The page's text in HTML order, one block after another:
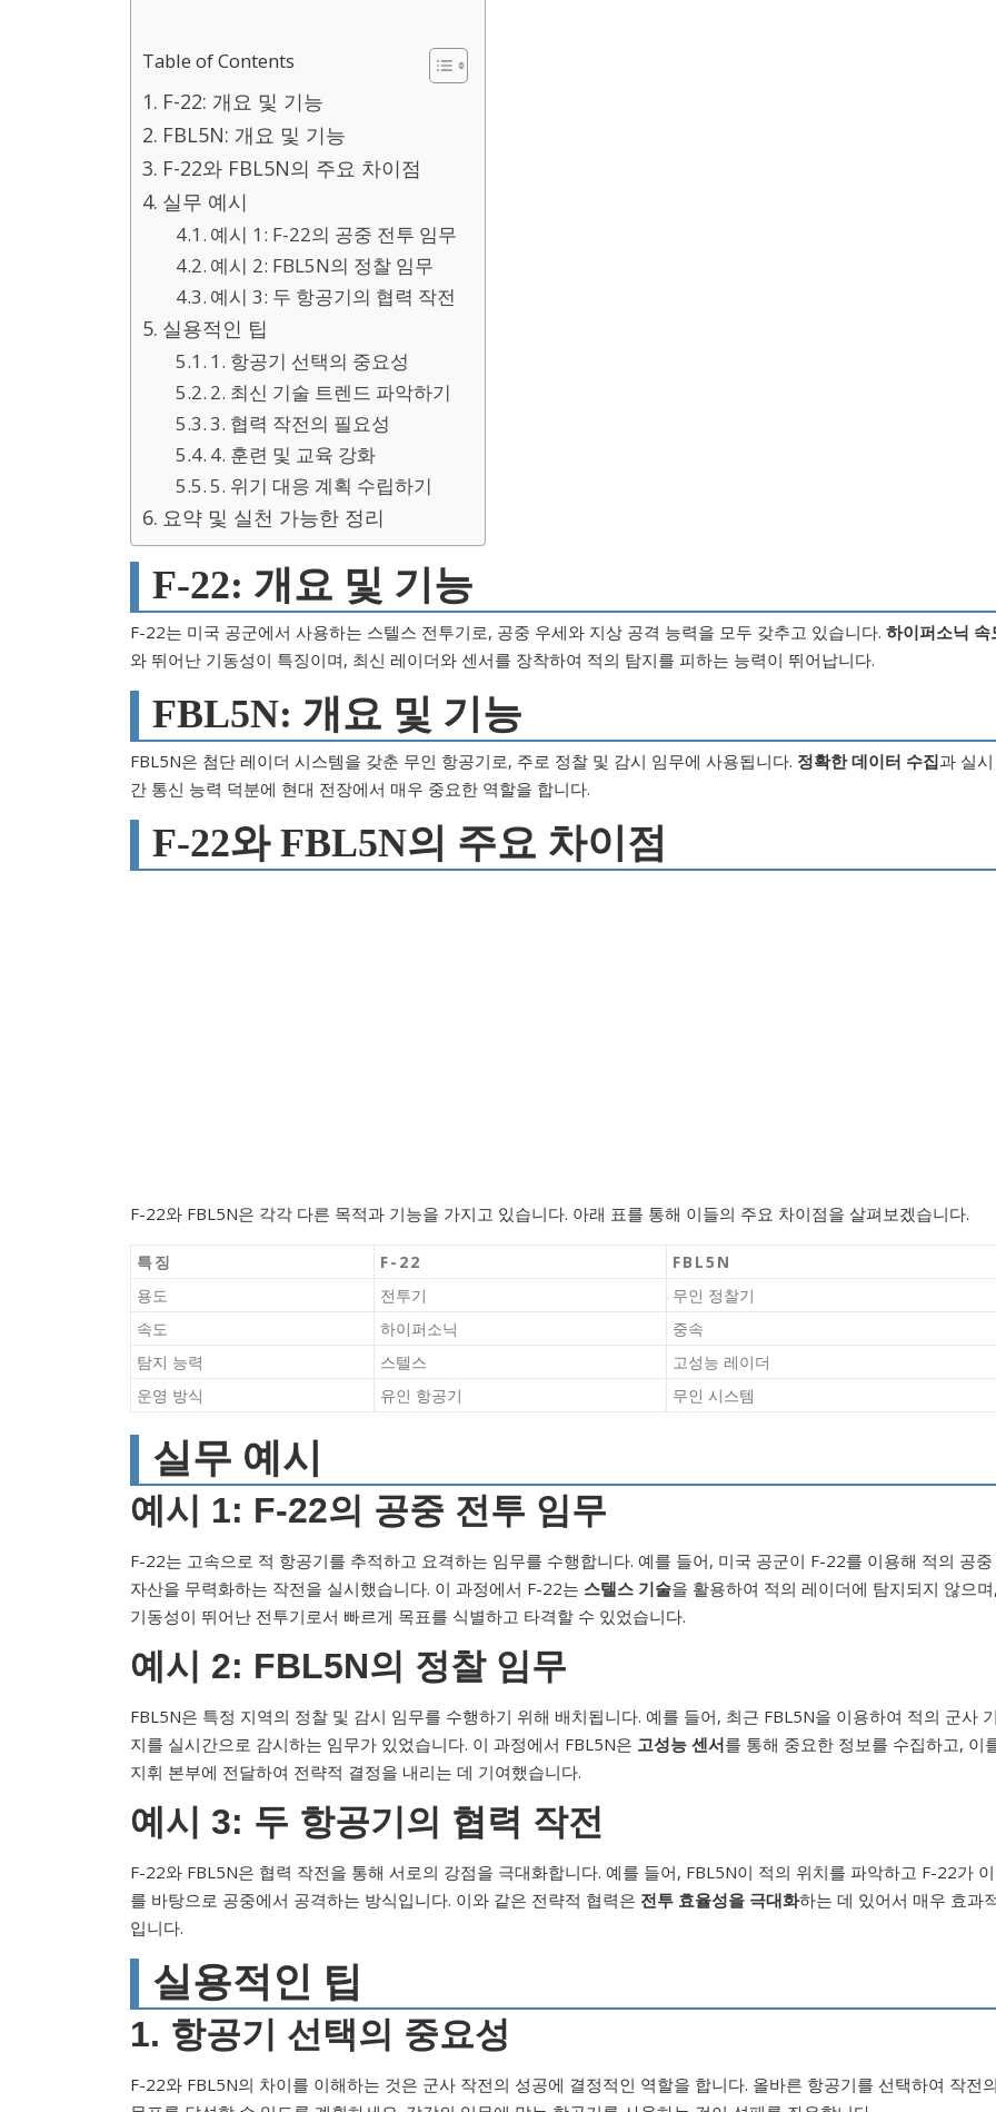
Table of Contents
F-22: 개요 및 기능
FBL5N: 개요 및 기능
F-22와 FBL5N의 주요 차이점
실무 예시
예시 1: F-22의 공중 전투 임무
예시 2: FBL5N의 정찰 임무
예시 3: 두 항공기의 협력 작전
실용적인 팁
1. 항공기 선택의 중요성
2. 최신 기술 트렌드 파악하기
3. 협력 작전의 필요성
4. 훈련 및 교육 강화
5. 위기 대응 계획 수립하기
요약 및 실천 가능한 정리
F-22: 개요 및 기능
F-22는 미국 공군에서 사용하는 스텔스 전투기로, 공중 우세와 지상 공격 능력을 모두 갖추고 있습니다. 하이퍼소닉 속
와 뛰어난 기동성이 특징이며, 최신 레이더와 센서를 장착하여 적의 탐지를 피하는 능력이 뛰어납니다.
FBL5N: 개요 및 기능
FBL5N은 첨단 레이더 시스템을 갖춘 무인 항공기로, 주로 정찰 및 감시 임무에 사용됩니다. 정확한 데이터 수집과 실시
간 통신 능력 덕분에 현대 전장에서 매우 중요한 역할을 합니다.
F-22와 FBL5N의 주요 차이점
F-22와 FBL5N은 각각 다른 목적과 기능을 가지고 있습니다. 아래 표를 통해 이들의 주요 차이점을 살펴보겠습니다.
특징 F-22
FBL5N
용도
전투기
무인 정찰기
속도
하이퍼소닉
중속
탐지 능력
스텔스
고성능 레이더
운영 방식
유인 항공기 무인 시스템
실무 예시
예시 1: F-22의 공중 전투 임무
F-22는 고속으로 적 항공기를 추적하고 요격하는 임무를 수행합니다. 예를 들어, 미국 공군이 F-22를 이용해 적의 공중
자산을 무력화하는 작전을 실시했습니다. 이 과정에서 F-22는 스텔스 기술을 활용하여 적의 레이더에 탐지되지 않으
기동성이 뛰어난 전투기로서 빠르게 목표를 식별하고 타격할 수 있었습니다.
예시 2: FBL5N의 정찰 임무
FBL5N은 특정 지역의 정찰 및 감시 임무를 수행하기 위해 배치됩니다. 예를 들어, 최근 FBL5N을 이용하여 적의 군사
지를 실시간으로 감시하는 임무가 있었습니다. 이 과정에서 FBL5N은 고성능 센서를 통해 중요한 정보를 수집하고, 이
지휘 본부에 전달하여 전략적 결정을 내리는 데 기여했습니다.
예시 3: 두 항공기의 협력 작전
F-22와 FBL5N은 협력 작전을 통해 서로의 강점을 극대화합니다. 예를 들어, FBL5N이 적의 위치를 파악하고 F-22가 이
를 바탕으로 공중에서 공격하는 방식입니다. 이와 같은 전략적 협력은 전투 효율성을 극대화하는 데 있어서 매우 효과
입니다.
실용적인 팁
1. 항공기 선택의 중요성
F-22와 FBL5N의 차이를 이해하는 것은 군사 작전의 성공에 결정적인 역할을 합니다. 올바른 항공기를 선택하여 작전